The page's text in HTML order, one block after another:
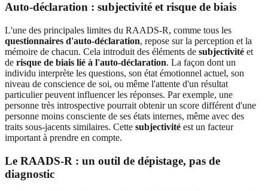
Auto-déclaration : subjectivité et risque de biais
L'une des principales limites du RAADS-R, comme tous les
questionnaires d'auto-déclaration, repose sur la perception et la
mémoire de chacun. Cela introduit des éléments de subjectivité et
de risque de biais lié à l'auto-déclaration. La façon dont un
individu interprète les questions, son état émotionnel actuel, son
niveau de conscience de soi, ou même l'attente d'un résultat
particulier peuvent influencer les réponses. Par exemple, une
personne très introspective pourrait obtenir un score différent d'une
personne moins consciente de ses états internes, même avec des
traits sous-jacents similaires. Cette subjectivité est un facteur
important à prendre en compte.
Le RAADS-R : un outil de dépistage, pas de
diagnostic